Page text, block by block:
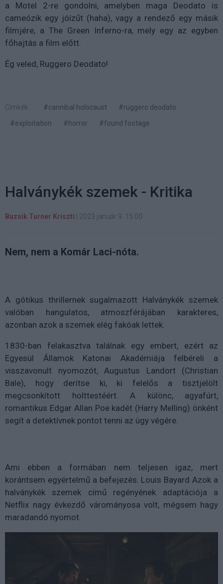
a Motel 2-re gondolni, amelyben maga Deodato is
cameózik egy jóízűt (haha), vagy a rendező egy másik
filmjére, a The Green Inferno-ra, mely egy az egyben
főhajtás a film előtt.
Ég veled, Ruggero Deodato!
Címkék: #cannibal holocaust
#ruggero deodato
#exploitation
#horror #found footage
Halványkék szemek - Kritika
Buzsik Turner Kriszti 2023 január 9. 15:00
Nem, nem a Komár Laci-nóta.
A gótikus thrillernek sugalmazott Halványkék szemek
valóban hangulatos, atmoszférájában karakteres,
azonban azok a szemek elég fakóak lettek.
1830-ban felakasztva találnak egy embert, ezért az
Egyesül Államok Katonai Akadémiája felbéreli a
visszavonult nyomozót, Augustus Landort (Christian
Bale), hogy derítse ki, ki felelős a tisztjelölt
megcsonkított holttestéért. A különc, agyafúrt,
romantikus Edgar Allan Poe kadét (Harry Melling) önként
segít a detektívnek pontot tenni az ügy végére.
Ami ebben a formában nem teljesen igaz, mert
korántsem egyértelmű a befejezés. Louis Bayard Azok a
halványkék szemek című regényének adaptációja a
Netflix nagy évkezdő várományosa volt, mégsem hagy
maradandó nyomot.